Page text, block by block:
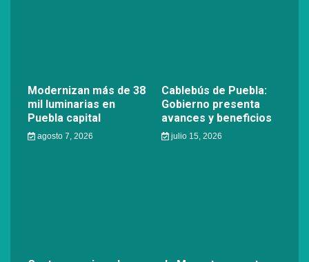
Modernizan más de 38
mil luminarias en
Puebla capital
agosto 7, 2026
Cablebús de Puebla:
Gobierno presenta
avances y beneficios
julio 15, 2026